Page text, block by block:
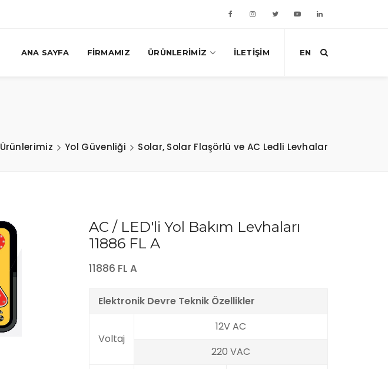
EN
ANA SAYFA FIRMAMIZ ÜRÜNLERIMIZ İLETIŞIM
Ürünlerimiz Yol Güvenliği Solar, Solar Flaşörlü ve AC Ledli Levhalar
AC / LED'li Yol Bakım Levhaları
11886 FL A
11886 FL A
Elektronik Devre Teknik Özellikler
Voltaj
12V AC
220 VAC